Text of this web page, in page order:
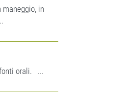
in
orali. ...